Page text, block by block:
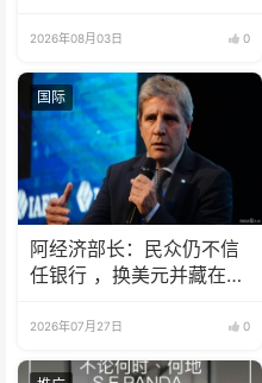
2026年08月03日 0
国际
阿经济部长：民众仍不信
任银行 ，换美元并藏在床
2026年07月27日 0